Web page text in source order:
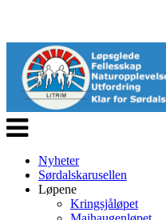
Veksle
navigasjon
Nyheter
Sørdalskarusellen
Løpene
Kringsjåløpet